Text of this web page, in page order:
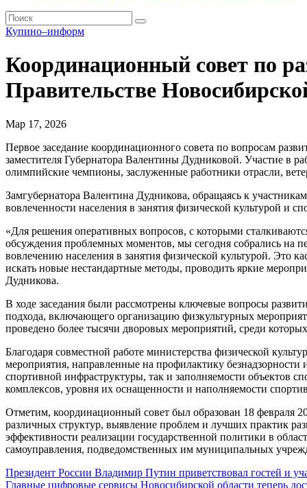
Купино–информ
Координационный совет по
Правительстве
Мар 17, 2026
Первое заседание координационного совета по вопросам
заместителя Губернатора Валентины Дудниковой. Участие в
олимпийские чемпионы, заслуженные работники отрасли,
Замгубернатора Валентина Дудникова, обращаясь к
вовлеченности населения в занятия физической культурой и
«Для решения оперативных вопросов, с которыми
обсуждения проблемных моментов, мы сегодня собрались на
вовлечению населения в занятия физической культурой. Это
искать новые нестандартные методы, проводить яркие
Дудникова.
В ходе заседания были рассмотрены ключевые вопросы
подхода, включающего организацию физкультурных
проведено более тысячи дворовых мероприятий, среди
Благодаря совместной работе министерства физической
мероприятия, направленные на профилактику
спортивной инфраструктуры, так и заполняемости объектов
комплексов, уровня их оснащенности и наполняемости
Отметим, координационный совет был образован 18 февраля
различных структур, выявление проблем и лучших практик
эффективности реализации государственной политики в
самоуправления, подведомственных им муниципальных
Навигация
Президент России Владимир Путин приветствовал гостей и
Главные цифровые сервисы Новосибирской области теперь